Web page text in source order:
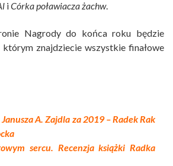
iCórka poławiacza żachw.
Nagrody do końca roku będzie
znajdziecie wszystkie finałowe
A. Zajdla za 2019 – Radek Rak
sercu. Recenzja książki Radka